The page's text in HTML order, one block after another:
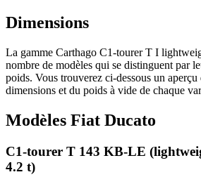
Dimensions
La gamme Carthago C1-tourer T I
nombre de modèles qui se distinguent par
poids. Vous trouverez ci-dessous un aperçu
dimensions et du poids à vide de chaque
Modèles Fiat Ducato
C1-tourer T 143 KB-LE
4.2 t)